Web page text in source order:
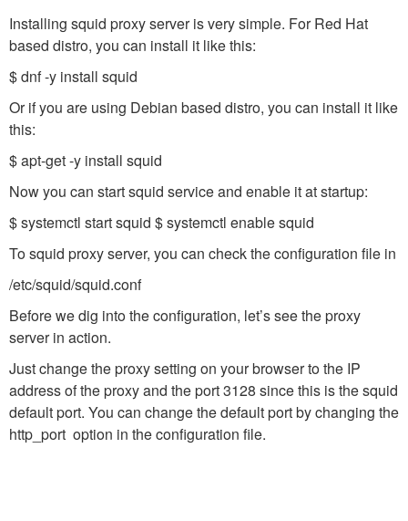
Installing squid proxy server is very simple. For Red Hat
based distro, you can install it like this:
$ dnf -y install squid
Or if you are using Debian based distro, you can install it like
this:
$ apt-get -y install squid
Now you can start squid service and enable it at startup:
$ systemctl start squid $ systemctl enable squid
To squid proxy server, you can check the configuration file in
/etc/squid/squid.conf
Before we dig into the configuration, let’s see the proxy
server in action.
Just change the proxy setting on your browser to the IP
address of the proxy and the port 3128 since this is the squid
default port. You can change the default port by changing the
http_port option in the configuration file.